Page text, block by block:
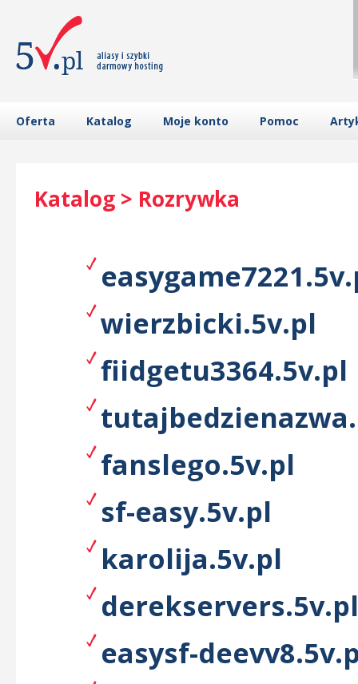
Oferta Katalog Moje konto Pomoc
Katalog > Rozrywka
wierzbicki.5v.pl
fiidgetu3364.5v.pl
fanslego.5v.pl
sf-easy.5v.pl
karolija.5v.pl
derekservers.5v.pl
easysf-